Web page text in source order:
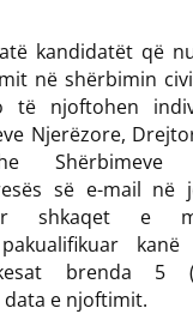
kandidatët që
në shërbimin
të njoftohen
Njerëzore,
Shërbimeve
së e-mail në
shkaqet e
brenda 5
data e njoftimit.